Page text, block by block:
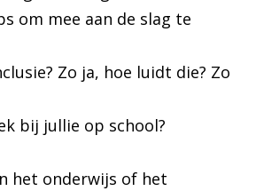
om mee aan de slag te
Zo ja, hoe luidt die? Zo
bij jullie op school?
het onderwijs of het